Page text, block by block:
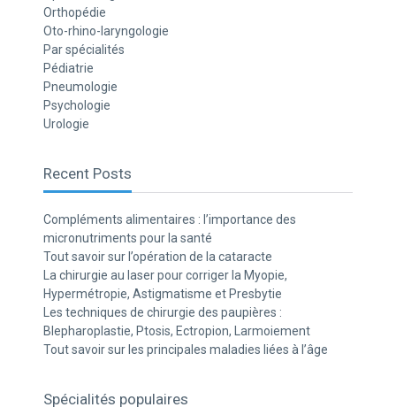
Orthopédie
Oto-rhino-laryngologie
Par spécialités
Pédiatrie
Pneumologie
Psychologie
Urologie
Recent Posts
Compléments alimentaires : l’importance des
micronutriments pour la santé
Tout savoir sur l’opération de la cataracte
La chirurgie au laser pour corriger la Myopie,
Hypermétropie, Astigmatisme et Presbytie
Les techniques de chirurgie des paupières :
Blepharoplastie, Ptosis, Ectropion, Larmoiement
Tout savoir sur les principales maladies liées à l’âge
Spécialités populaires